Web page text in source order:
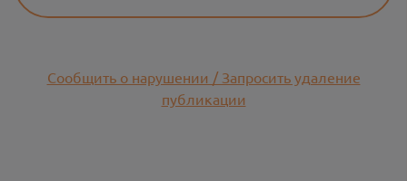
Сообщить о нарушении / Запросить удаление
публикации